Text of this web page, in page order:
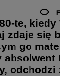
te,
zdaje się
go
odchodzi